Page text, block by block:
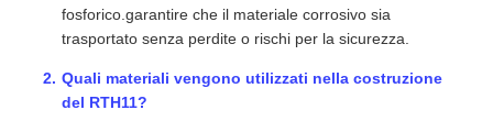
fosforico.garantire che il materiale corrosivo sia
trasportato senza perdite o rischi per la sicurezza.
Quali materiali vengono utilizzati nella costruzione
del RTH11?